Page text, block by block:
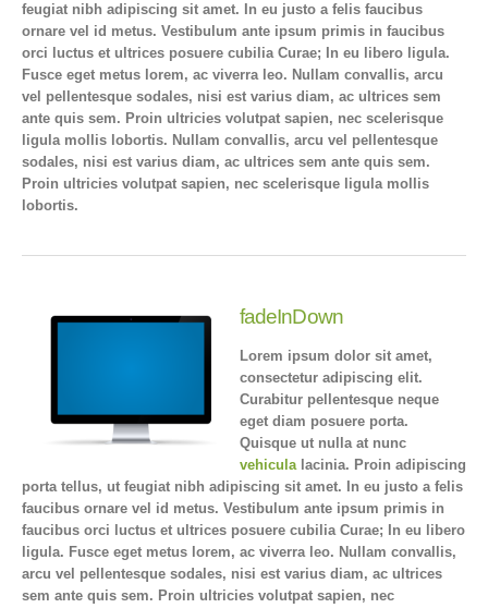
feugiat nibh adipiscing sit amet. In eu justo a felis faucibus
ornare vel id metus. Vestibulum ante ipsum primis in faucibus
orci luctus et ultrices posuere cubilia Curae; In eu libero ligula.
Fusce eget metus lorem, ac viverra leo. Nullam convallis, arcu
vel pellentesque sodales, nisi est varius diam, ac ultrices sem
ante quis sem. Proin ultricies volutpat sapien, nec scelerisque
ligula mollis lobortis. Nullam convallis, arcu vel pellentesque
sodales, nisi est varius diam, ac ultrices sem ante quis sem.
Proin ultricies volutpat sapien, nec scelerisque ligula mollis
lobortis.
fadeInDown
Lorem ipsum dolor sit amet,
consectetur adipiscing elit.
Curabitur pellentesque neque
eget diam posuere porta.
Quisque ut nulla at nunc
vehiculalacinia. Proin adipiscing
porta tellus, ut feugiat nibh adipiscing sit amet. In eu justo a felis
faucibus ornare vel id metus. Vestibulum ante ipsum primis in
faucibus orci luctus et ultrices posuere cubilia Curae; In eu libero
ligula. Fusce eget metus lorem, ac viverra leo. Nullam convallis,
arcu vel pellentesque sodales, nisi est varius diam, ac ultrices
sem ante quis sem. Proin ultricies volutpat sapien, nec